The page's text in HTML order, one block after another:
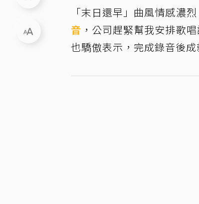
「末日還早」曲風情感濃
音 ，公司趕緊幫我安排歌
也驕傲表示，完成錄音後成